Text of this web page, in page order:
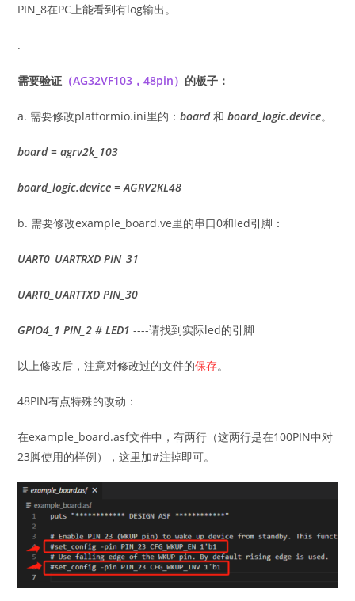
PIN_8在PC上能看到有log输出。
.
需要验证 （AG32VF103，48pin） 的板子：
a. 需要修改platformio.ini里的：board和board_logic.device。
board = agrv2k_103
board_logic.device = AGRV2KL48
b. 需要修改example_board.ve里的串口0和led引脚：
UART0_UARTRXD PIN_31
UART0_UARTTXD PIN_30
GPIO4_1 PIN_2 # LED1 ----请找到实际led的引脚
以上修改后，注意对修改过的文件的保存。
48PIN有点特殊的改动：
在example_board.asf文件中，有两行（这两行是在100PIN中对
23脚使用的样例），这里加#注掉即可。